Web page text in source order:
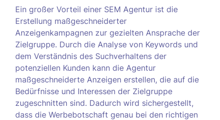
Ein großer Vorteil einer SEM Agentur ist die
Erstellung maßgeschneiderter
Anzeigenkampagnen zur gezielten Ansprache der
Zielgruppe. Durch die Analyse von Keywords und
dem Verständnis des Suchverhaltens der
potenziellen Kunden kann die Agentur
maßgeschneiderte Anzeigen erstellen, die auf die
Bedürfnisse und Interessen der Zielgruppe
zugeschnitten sind. Dadurch wird sichergestellt,
dass die Werbebotschaft genau bei den richtigen